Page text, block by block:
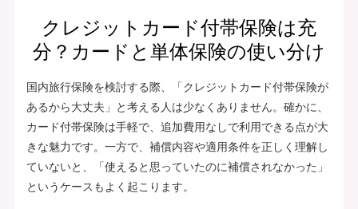
クレジットカード付帯保険は充
分？カードと単体保険の使い分け
国内旅行保険を検討する際、「クレジットカード付帯保険が
あるから大丈夫」と考える人は少なくありません。確かに、
カード付帯保険は手軽で、追加費用なしで利用できる点が大
きな魅力です。一方で、補償内容や適用条件を正しく理解し
ていないと、「使えると思っていたのに補償されなかった」
というケースもよく起こります。